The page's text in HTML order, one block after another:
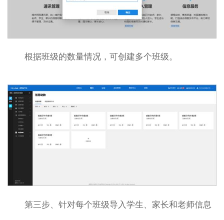
根据班级的数量情况，可创建多个班级。
第三步、针对每个班级导入学生、家长和老师信息